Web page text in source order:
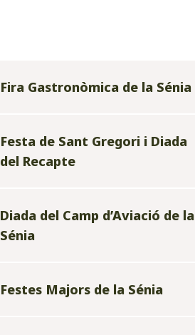
Fira Gastronòmica de la Sénia
Festa de Sant Gregori i Diada
del Recapte
Diada del Camp d’Aviació de la
Sénia
Festes Majors de la Sénia